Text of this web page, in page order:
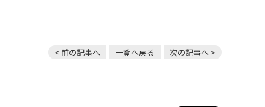
< 前の記事へ 一覧へ戻る 次の記事へ >